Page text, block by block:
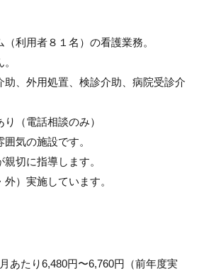
利用者８１名）の看護業務。
助、外用処置、検診介助、病院受診介
り（電話相談のみ）
囲気の施設です。
親切に指導します。
外）実施しています。
あたり6,480円〜6,760円（前年度実